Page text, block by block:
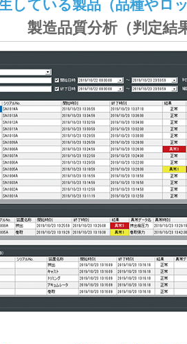
している製品（品種やロ
製造品質分析（判定結